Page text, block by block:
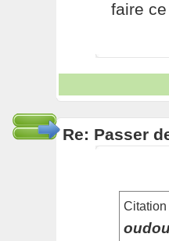
faire
Re: Passer
Citation